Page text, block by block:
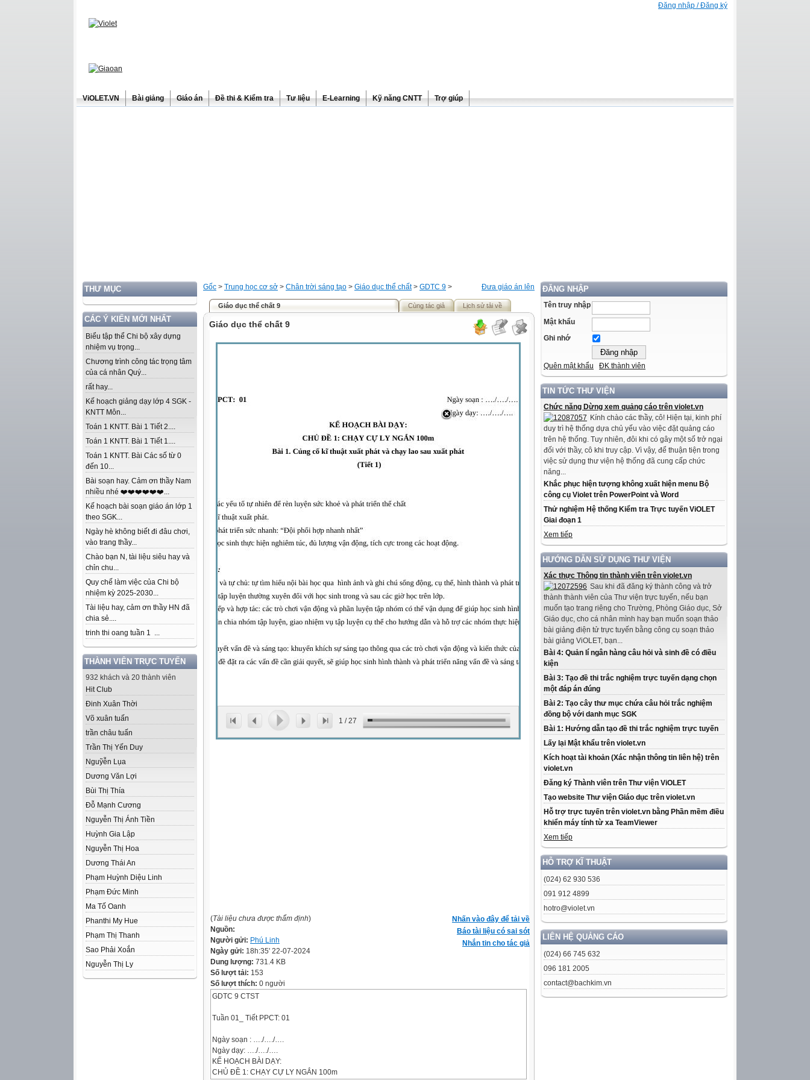
Đăng nhập / Đăng ký
ViOLET.VN Bài giảng Giáo án Đề thi & Kiểm tra Tư liệu E-Learning Kỹ năng CNTT Trợ giúp
THƯ MỤC
CÁC Ý KIẾN MỚI NHẤT
Biểu tập thể Chi bộ xây dựng
nhiệm vụ trọng...
Chương trình công tác trọng tâm
của cá nhân Quý...
rất hay...
Kế hoạch giảng dạy lớp 4 SGK -
KNTT Môn...
Toán 1 KNTT. Bài 1 Tiết 2....
Toán 1 KNTT. Bài 1 Tiết 1....
Toán 1 KNTT. Bài Các số từ 0
đến 10...
Bài soạn hay. Cảm ơn thầy Nam
nhiều nhé ❤️❤️❤️❤️❤️❤️...
Kế hoạch bài soạn giáo án lớp 1
theo SGK...
Ngày hè không biết đi đâu chơi,
vào trang thầy...
Chào bạn N, tài liệu siêu hay và
chỉn chu...
Quy chế làm việc của Chi bộ
nhiệm kỳ 2025-2030...
Tài liệu hay, cảm ơn thầy HN đã
chia sẻ....
trinh thi oang tuần 1 ...
THÀNH VIÊN TRỰC TUYẾN
932 khách và 20 thành viên
Hit Club
Đinh Xuân Thời
Võ xuân tuấn
trần châu tuấn
Trần Thị Yến Duy
Nguỹễn Lụa
Dương Văn Lợi
Bùi Thị Thía
Đỗ Mạnh Cương
Nguyễn Thị Ánh Tiền
Huỳnh Gia Lập
Nguyễn Thị Hoa
Dương Thái An
Phạm Huỳnh Diệu Linh
Phạm Đức Minh
Ma Tố Oanh
Phanthi My Hue
Phạm Thị Thanh
Sao Phải Xoắn
Nguyễn Thị Ly
ĐĂNG NHẬP
Tên truy nhập
Mật khẩu
Ghi nhớ
Quên mật khẩu ĐK thành viên
TIN TỨC THƯ VIỆN
Chức năng Dừng xem quảng cáo trên violet.vn
Kính chào các thầy, cô! Hiện tại, kinh phí
duy trì hệ thống dựa chủ yếu vào việc đặt quảng cáo
trên hệ thống. Tuy nhiên, đôi khi có gây một số trở ngại
đối với thầy, cô khi truy cập. Vì vậy, để thuận tiện trong
việc sử dụng thư viện hệ thống đã cung cấp chức
năng...
Khắc phục hiện tượng không xuất hiện menu Bộ
công cụ Violet trên PowerPoint và Word
Thử nghiệm Hệ thống Kiểm tra Trực tuyến ViOLET
Giai đoạn 1
Xem tiếp
HƯỚNG DẪN SỬ DỤNG THƯ VIỆN
Xác thực Thông tin thành viên trên violet.vn
Sau khi đã đăng ký thành công và trở
thành thành viên của Thư viện trực tuyến, nếu bạn
muốn tạo trang riêng cho Trường, Phòng Giáo dục, Sở
Giáo dục, cho cá nhân mình hay bạn muốn soạn thảo
bài giảng điện tử trực tuyến bằng công cụ soạn thảo
bài giảng ViOLET, bạn...
Bài 4: Quản lí ngân hàng câu hỏi và sinh đề có điều
kiện
Bài 3: Tạo đề thi trắc nghiệm trực tuyến dạng chọn
một đáp án đúng
Bài 2: Tạo cây thư mục chứa câu hỏi trắc nghiệm
đồng bộ với danh mục SGK
Bài 1: Hướng dẫn tạo đề thi trắc nghiệm trực tuyến
Lấy lại Mật khẩu trên violet.vn
Kích hoạt tài khoản (Xác nhận thông tin liên hệ) trên
violet.vn
Đăng ký Thành viên trên Thư viện ViOLET
Tạo website Thư viện Giáo dục trên violet.vn
Hỗ trợ trực tuyến trên violet.vn bằng Phần mềm điều
khiển máy tính từ xa TeamViewer
Xem tiếp
HỖ TRỢ KĨ THUẬT
(024) 62 930 536
091 912 4899
hotro@violet.vn
LIÊN HỆ QUẢNG CÁO
(024) 66 745 632
096 181 2005
contact@bachkim.vn
Đưa giáo án lên
Gốc > Trung học cơ sở > Chân trời sáng tạo > Giáo dục thể chất> GDTC 9 >
Giáo dục thể chất 9 Cùng tác giả Lịch sử tải về
Giáo dục thể chất 9
1 /27
Nhấn vào đây để tải về
Báo tài liệu có sai sót
Nhắn tin cho tác giả
(Tài liệu chưa được thẩm định)
Nguồn:
Người gửi: Phú Linh
Ngày gửi: 18h:35' 22-07-2024
Dung lượng: 731.4 KB
Số lượt tải: 153
Số lượt thích: 0 người
GDTC 9 CTST
Tuần 01_ Tiết PPCT: 01
Ngày soạn : …./…./….
Ngày dạy: …./…./….
KẾ HOẠCH BÀI DẠY:
CHỦ ĐỀ 1: CHẠY CỰ LY NGẮN 100m